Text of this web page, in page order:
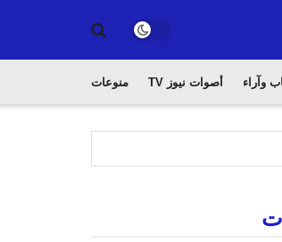
وآراء أصوات نيوز TV منوعات